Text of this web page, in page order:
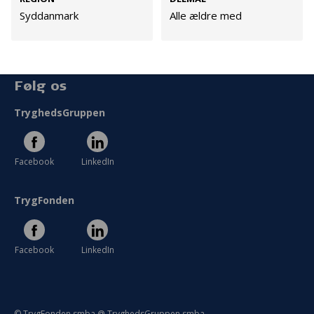
Syddanmark Alle ældre med
Persondata
Vilkår
Følg os
TryghedsGruppen
Facebook LinkedIn
TrygFonden
Facebook LinkedIn